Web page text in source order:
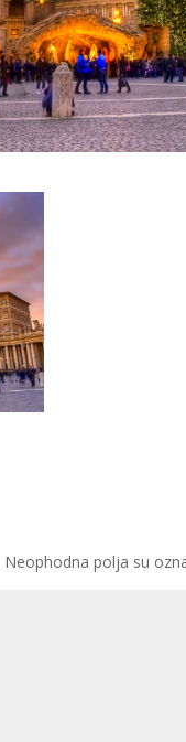
Neophodna polja su